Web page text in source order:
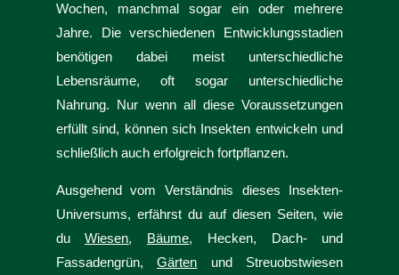
Wochen, manchmal sogar ein oder mehrere
Jahre. Die verschiedenen Entwicklungsstadien
benötigen dabei meist unterschiedliche
Lebensräume, oft sogar unterschiedliche
Nahrung. Nur wenn all diese Voraussetzungen
erfüllt sind, können sich Insekten entwickeln und
schließlich auch erfolgreich fortpflanzen.
Ausgehend vom Verständnis dieses Insekten-
Universums, erfährst du auf diesen Seiten, wie
duWiesen, Bäume, Hecken, Dach- und
Fassadengrün,Gärten und Streuobstwiesen